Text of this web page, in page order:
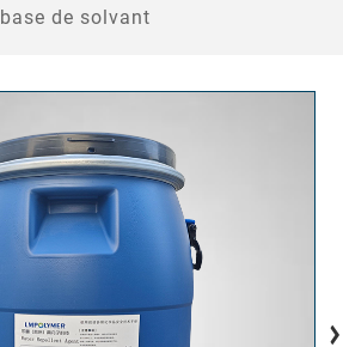
base de solvant